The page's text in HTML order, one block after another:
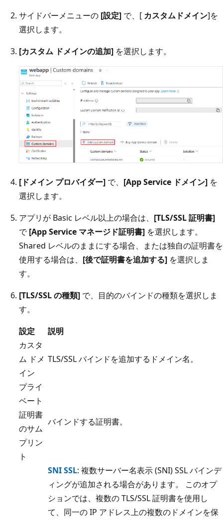
サイドバーメニューの [設定] で、[ カスタムドメイン]を
選択します。
[カスタム ドメインの追加] を選択します。
[ドメイン プロバイダー] で、 [App Service ドメイン] を
選択します。
アプリが Basic レベル以上の場合は、 [TLS/SSL 証明書]
で[App Service マネージド証明書] を選択します。
Shared レベルのままにする場合、または独自の証明書を
使用する場合は、 [後で証明書を追加する] を選択しま
す。
[TLS/SSL の種類] で、目的のバインドの種類を選択しま
す。
設定
説明
カスタ
ム ドメ
イン
TLS/SSL バインドを追加するドメイン名。
プライ
ベート
証明書
のサム
プリン
ト
バインドする証明書。
SNI SSL: 複数サーバー名表示 (SNI) SSL バインデ
ィングが追加される場合があります。 このオプ
ションでは、複数の TLS/SSL 証明書を使用し
て、同一の IP アドレス上の複数のドメインを保